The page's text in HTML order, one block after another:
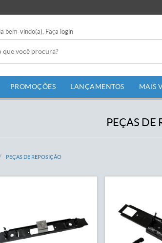
bem-vindo(a), Faça login
PROMOÇÕES LANÇAMENTOS MAIS
PEÇAS DE
PEÇAS DE REPOSIÇÃO